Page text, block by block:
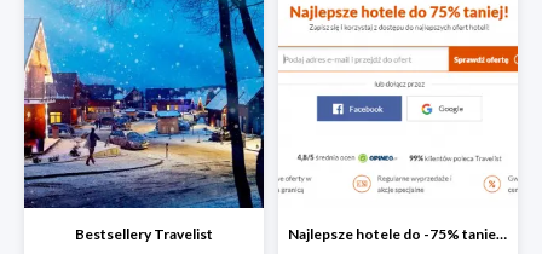
Bestsellery Travelist Najlepsze hotele do -75% taniej po zapisaniu się do Newslettera Travelist